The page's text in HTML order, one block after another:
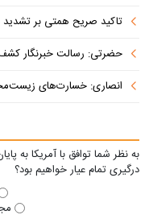
تاکید صریح همتی بر تشدید
حضرتی: رسالت خبرنگار
انصاری: خسارت‌های
به نظر شما توافق با آمریکا به
درگیری تمام عیار خواهیم بود؟